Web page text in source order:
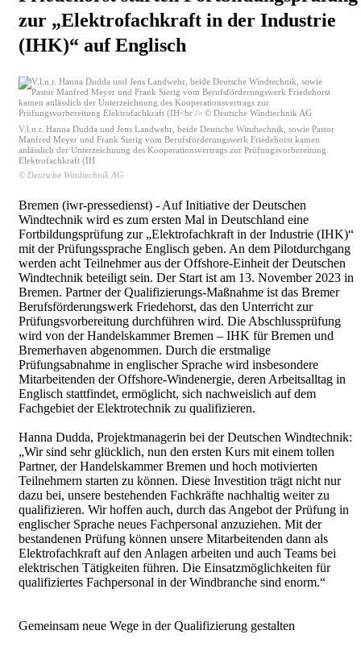
zur „Elektrofachkraft in der Industrie
(IHK)“ auf Englisch
V.l.n.r. Hanna Dudda und Jens Landwehr, beide Deutsche Windtechnik, sowie Pastor
Manfred Meyer und Frank Sierig vom Berufsförderungswerk Friedehorst kamen
anlässlich der Unterzeichnung des Kooperationsvertrags zur Prüfungsvorbereitung
Elektrofachkraft (IH
© Deutsche Windtechnik AG
Bremen (iwr-pressedienst) - Auf Initiative der Deutschen
Windtechnik wird es zum ersten Mal in Deutschland eine
Fortbildungsprüfung zur „Elektrofachkraft in der Industrie (IHK)“
mit der Prüfungssprache Englisch geben. An dem Pilotdurchgang
werden acht Teilnehmer aus der Offshore-Einheit der Deutschen
Windtechnik beteiligt sein. Der Start ist am 13. November 2023 in
Bremen. Partner der Qualifizierungs-Maßnahme ist das Bremer
Berufsförderungswerk Friedehorst, das den Unterricht zur
Prüfungsvorbereitung durchführen wird. Die Abschlussprüfung
wird von der Handelskammer Bremen – IHK für Bremen und
Bremerhaven abgenommen. Durch die erstmalige
Prüfungsabnahme in englischer Sprache wird insbesondere
Mitarbeitenden der Offshore-Windenergie, deren Arbeitsalltag in
Englisch stattfindet, ermöglicht, sich nachweislich auf dem
Fachgebiet der Elektrotechnik zu qualifizieren.
Hanna Dudda, Projektmanagerin bei der Deutschen Windtechnik:
„Wir sind sehr glücklich, nun den ersten Kurs mit einem tollen
Partner, der Handelskammer Bremen und hoch motivierten
Teilnehmern starten zu können. Diese Investition trägt nicht nur
dazu bei, unsere bestehenden Fachkräfte nachhaltig weiter zu
qualifizieren. Wir hoffen auch, durch das Angebot der Prüfung in
englischer Sprache neues Fachpersonal anzuziehen. Mit der
bestandenen Prüfung können unsere Mitarbeitenden dann als
Elektrofachkraft auf den Anlagen arbeiten und auch Teams bei
elektrischen Tätigkeiten führen. Die Einsatzmöglichkeiten für
qualifiziertes Fachpersonal in der Windbranche sind enorm.“
Gemeinsam neue Wege in der Qualifizierung gestalten